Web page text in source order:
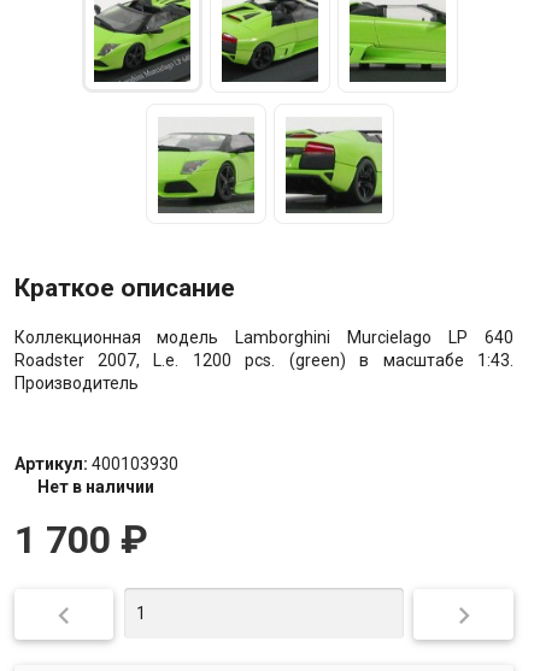
Краткое описание
Коллекционная модель Lamborghini Murcielago LP 640
Roadster 2007, L.e. 1200 pcs. (green) в масштабе 1:43.
Производитель
Артикул: 400103930
Нет в наличии
1 700 ₽
 